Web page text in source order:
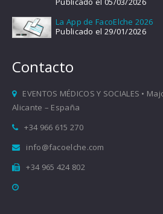
La App de FacoElche 2026
Publicado el 29/01/2026
Contacto
EVENTOS MÉDICOS Y SOCIALES •
Alicante – España
+34 966 615 270
info@facoelche.com
+34 965 424 802